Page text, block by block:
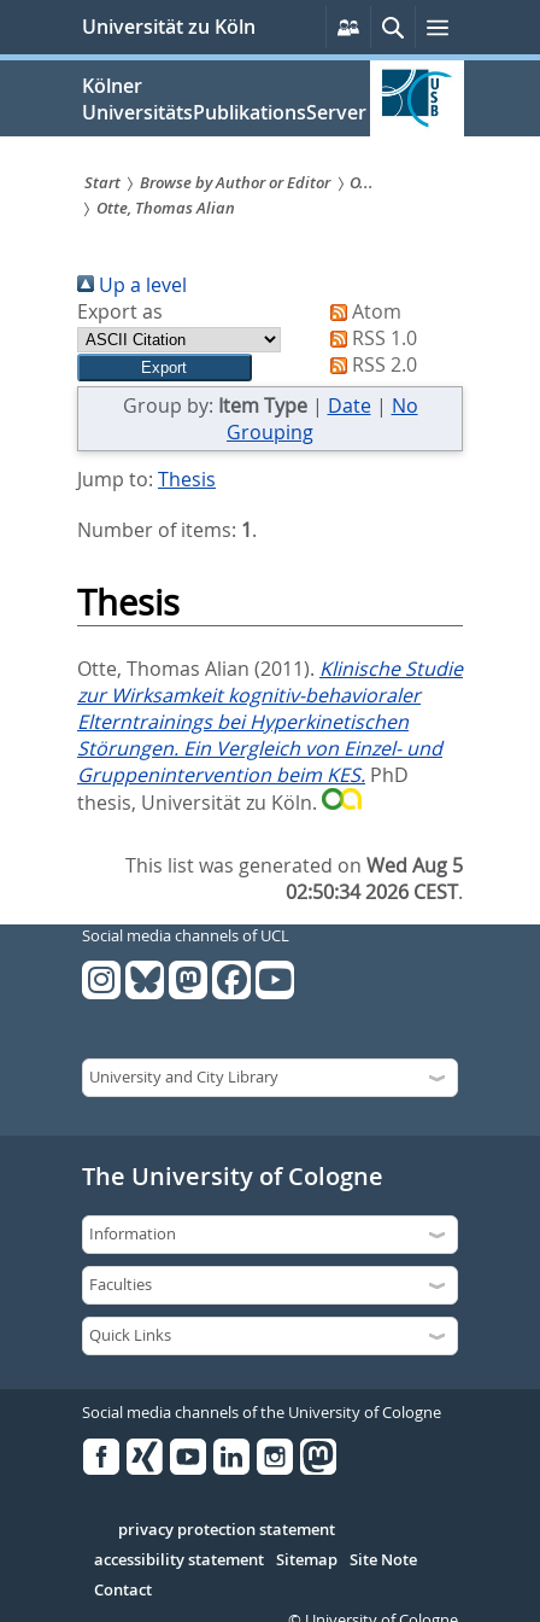
springen
Universität zu Köln
Persönliche
Services
SucheMenü
Kölner
UniversitätsPublikationsServer
Sie
sind
hier:
Start Browse by Author or Editor
O...
Otte, Thomas Alian
Up a level
Export as
Atom
RSS 1.0
RSS 2.0
Group by: Item Type| Date| No
Grouping
Jump to: Thesis
Number of items: 1.
Thesis
Otte, Thomas Alian (2011). Klinische Studie
zur Wirksamkeit kognitiv-behavioraler
Elterntrainings bei Hyperkinetischen
Störungen. Ein Vergleich von Einzel- und
Gruppenintervention beim KES. PhD
thesis, Universität zu Köln.
This list was generated onWed Aug 5
02:50:34 2026 CEST.
Social media channels of UCL
The University of Cologne
Social media channels of the University of Cologne
Serivce
privacy protection statement
accessibility statement Sitemap Site Note
Contact